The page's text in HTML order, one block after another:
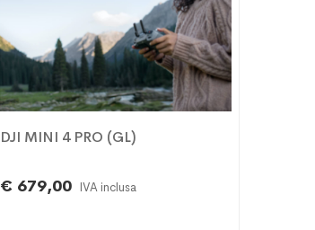
DJI MINI 4 PRO (GL)
€ 679,00 IVA inclusa